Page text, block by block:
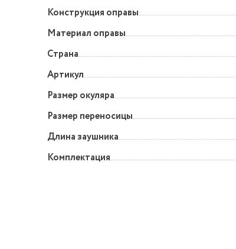
Конструкция оправы
Материал оправы
Страна
Артикул
Размер окуляра
Размер переносицы
Длина заушника
Комплектация